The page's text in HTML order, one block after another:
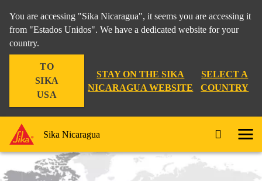
You are accessing "Sika Nicaragua", it seems you are accessing it
from "Estados Unidos". We have a dedicated website for your
country.
TO
SIKA
USA
STAY ON THE SIKA
NICARAGUA WEBSITE
SELECT A
COUNTRY
Sika Nicaragua